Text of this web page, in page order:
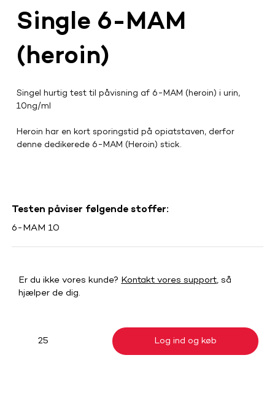
Single 6-MAM
(heroin)
Singel hurtig test til påvisning af 6-MAM (heroin) i urin,
10ng/ml
Heroin har en kort sporingstid på opiatstaven, derfor
denne dedikerede 6-MAM (Heroin) stick.
Er du ikke vores kunde? Kontakt vores support, så
hjælper de dig.
25 Log ind og køb
Testen påviser følgende stoffer:
6-MAM 10